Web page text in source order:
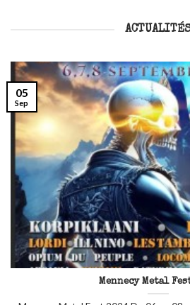
Mennecy Metal
05
Sep